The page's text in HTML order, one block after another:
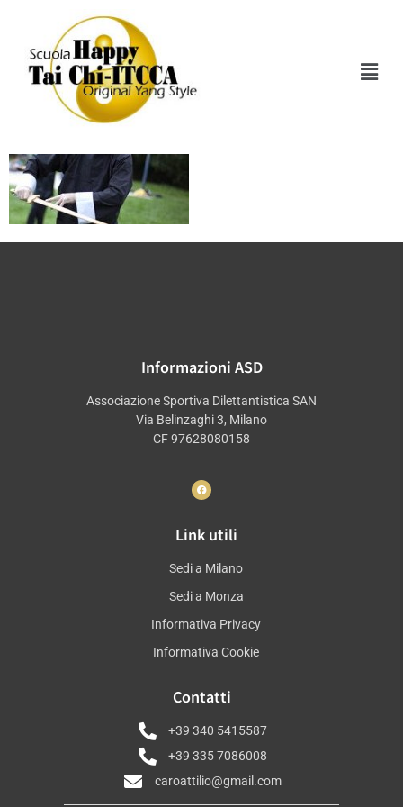
Roberto
Informazioni ASD
Associazione Sportiva Dilettantistica SAN
Via Belinzaghi 3, Milano
CF 97628080158
Link utili
Sedi a Milano
Sedi a Monza
Informativa Privacy
Informativa Cookie
Contatti
+39 340 5415587
+39 335 7086008
caroattilio@gmail.com